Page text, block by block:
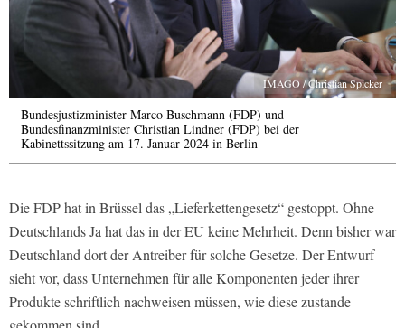
IMAGO / Christian Spicker
Bundesjustizminister Marco Buschmann (FDP) und
Bundesfinanzminister Christian Lindner (FDP) bei der
Kabinettssitzung am 17. Januar 2024 in Berlin
Die FDP hat in Brüssel das „Lieferkettengesetz“ gestoppt. Ohne
Deutschlands Ja hat das in der EU keine Mehrheit. Denn bisher war
Deutschland dort der Antreiber für solche Gesetze. Der Entwurf
sieht vor, dass Unternehmen für alle Komponenten jeder ihrer
Produkte schriftlich nachweisen müssen, wie diese zustande